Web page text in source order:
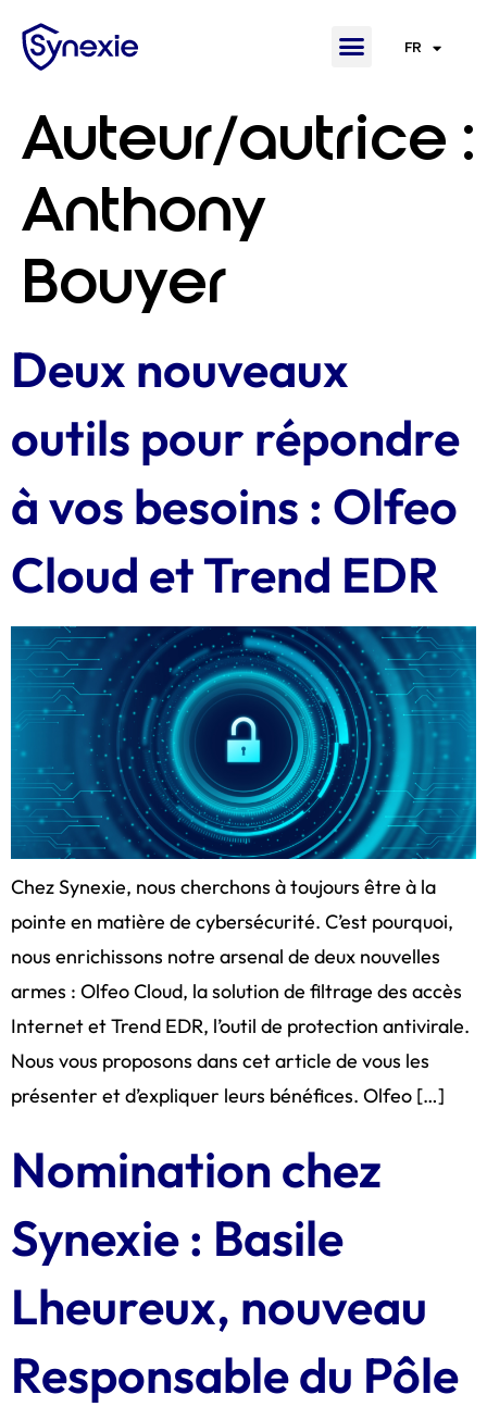
FR
EN
Auteur/autrice :
Anthony
Bouyer
Deux nouveaux
outils pour répondre
à vos besoins : Olfeo
Cloud et Trend EDR
Chez Synexie, nous cherchons à toujours être à la
pointe en matière de cybersécurité. C’est pourquoi,
nous enrichissons notre arsenal de deux nouvelles
armes : Olfeo Cloud, la solution de filtrage des accès
Internet et Trend EDR, l’outil de protection antivirale.
Nous vous proposons dans cet article de vous les
présenter et d’expliquer leurs bénéfices. Olfeo […]
Nomination chez
Synexie : Basile
Lheureux, nouveau
Responsable du Pôle